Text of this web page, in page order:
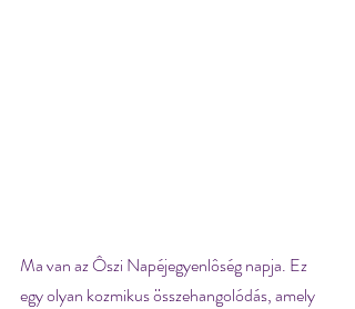
Ma van az Ôszi Napéjegyenlôség napja. Ez
egy olyan kozmikus összehangolódás, amely